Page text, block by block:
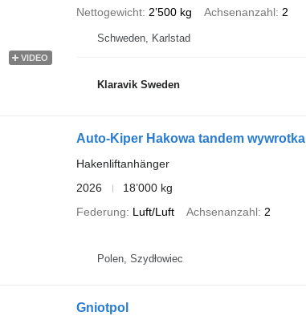
VIDEO
Nettogewicht 2’500 kg Achsenanzahl 2
Schweden, Karlstad
Klaravik Sweden
Auto-Kiper Hakowa tandem wywrotka
Hakenliftanhänger
2026
18’000 kg
Federung
Luft/Luft Achsenanzahl 2
Polen, Szydłowiec
Gniotpol